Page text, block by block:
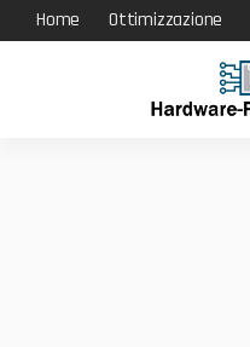
Home Ottimizzazione